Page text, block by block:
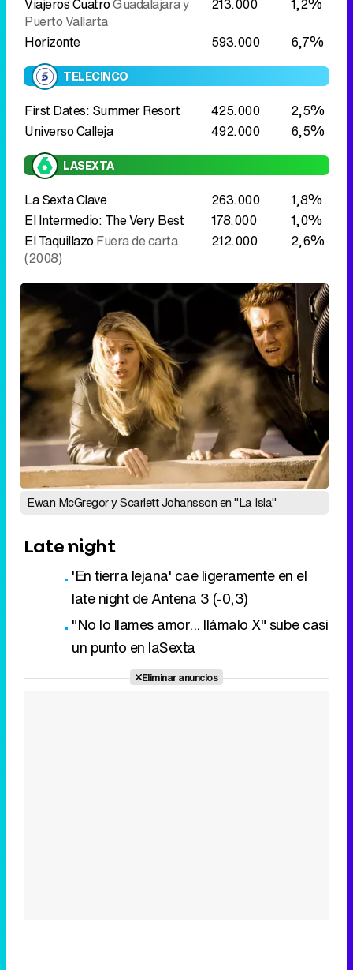
Viajeros CuatroGuadalajara y
Puerto Vallarta
213.000
1,2%
Horizonte
593.000 6,7%
TELECINCO
First Dates: Summer Resort 425.000
2,5%
Universo Calleja
492.000 6,5%
LASEXTA
La Sexta Clave 263.000
1,8%
El Intermedio: The Very Best
178.000
1,0%
El TaquillazoFuera de carta
(2008)
212.000 2,6%
Ewan McGregor y Scarlett Johansson en "La Isla"
Late night
'En tierra lejana' cae ligeramente en el
late night de Antena 3 (-0,3)
"No lo llames amor... llámalo X" sube casi
un punto en laSexta
Eliminar anuncios